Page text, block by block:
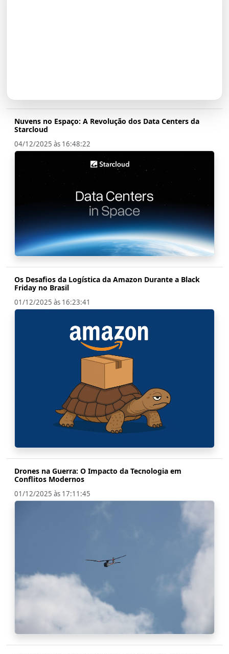
Nuvens no Espaço: A Revolução dos Data Centers da
Starcloud
04/12/2025 às 16:48:22
Os Desafios da Logística da Amazon Durante a Black
Friday no Brasil
01/12/2025 às 16:23:41
Drones na Guerra: O Impacto da Tecnologia em
Conflitos Modernos
01/12/2025 às 17:11:45